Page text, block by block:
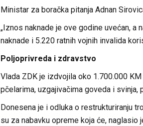
Ministar za boračka pitanja Adnan
„Iznos naknade je ove godine uvećan,
naknade i 5.220 ratnih vojnih invalida
Poljoprivreda i zdravstvo
Vlada ZDK je izdvojila oko 1.700.000
pčelarima, uzgajivačima goveda i
Donesena je i odluka o restrukturiranju
su za nabavku opreme koja će, naglasio